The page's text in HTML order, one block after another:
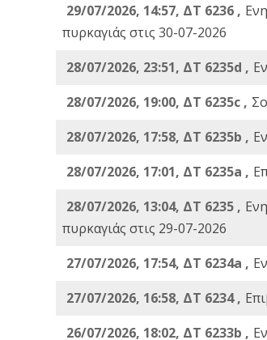
29/07/2026, 14:57, ΔΤ 6236 ,
πυρκαγιάς στις 30-07-2026
28/07/2026, 23:51, ΔΤ 6235d ,
28/07/2026, 19:00, ΔΤ 6235c ,
28/07/2026, 17:58, ΔΤ 6235b ,
28/07/2026, 17:01, ΔΤ 6235a ,
28/07/2026, 13:04, ΔΤ 6235 ,
πυρκαγιάς στις 29-07-2026
27/07/2026, 17:54, ΔΤ 6234a ,
27/07/2026, 16:58, ΔΤ 6234 ,
26/07/2026, 18:02, ΔΤ 6233b ,